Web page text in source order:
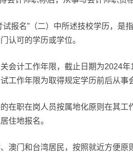
试报名”（二）中所述技校学历，
认可的学历或学位。
关会计工作年限，截止日期为2024
工作年限为取得规定学历前后从事
的在职在岗人员按属地化原则在其
住地报名。
澳门和台湾居民，按照就近方便